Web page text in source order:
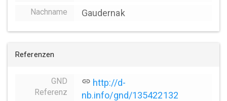
Nachname Gaudernak
Referenzen
GND
Referenz
link http://d-
nb.info/gnd/135422132